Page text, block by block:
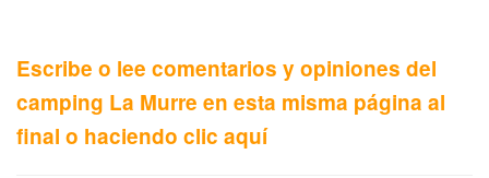
Escribe o lee comentarios y opiniones del
camping La Murre en esta misma página al
final o haciendo clic aquí